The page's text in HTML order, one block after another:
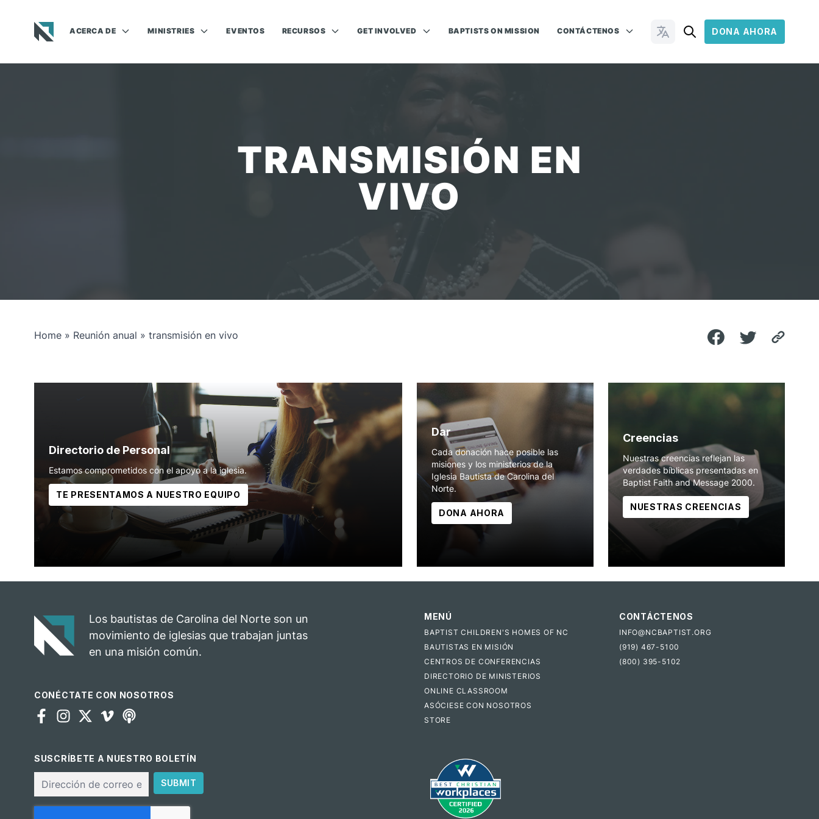
ACERCA DE MINISTRIES EVENTOS RECURSOS GET INVOLVED BAPTISTS ON MISSION CONTÁCTENOS Cambiar idiomaDONA AHORA
TRANSMISIÓN EN
VIVO
Home » Reunión anual » transmisión en vivo
Directorio de Personal
Estamos comprometidos con el apoyo a la iglesia.
TE PRESENTAMOS A NUESTRO EQUIPO
Dar
Cada donación hace posible las
misiones y los ministerios de la
Iglesia Bautista de Carolina del
Norte.
DONA AHORA
Creencias
Nuestras creencias reflejan las
verdades bíblicas presentadas en
Baptist Faith and Message 2000.
NUESTRAS CREENCIAS
Los bautistas de Carolina del Norte son un
movimiento de iglesias que trabajan juntas
en una misión común.
CONÉCTATE CON NOSOTROS
SUSCRÍBETE A NUESTRO BOLETÍN
electrónico
SUBMIT
MENÚ
BAPTIST CHILDREN'S HOMES OF NC
BAUTISTAS EN MISIÓN
CENTROS DE CONFERENCIAS
DIRECTORIO DE MINISTERIOS
ONLINE CLASSROOM
ASÓCIESE CON NOSOTROS
STORE
CONTÁCTENOS
INFO@NCBAPTIST.ORG
(919) 467-5100
(800) 395-5102